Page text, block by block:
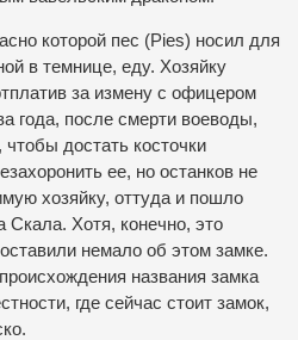
которой пес (Pies) носил для
в темнице, еду. Хозяйку
за измену с офицером
года, после смерти воеводы,
достать косточки
ее, но останков не
хозяйку, оттуда и пошло
Хотя, конечно, это
немало об этом замке.
названия замка
где сейчас стоит замок,